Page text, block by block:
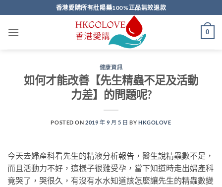
to
content
香港愛購所有壯陽藥100%正品無效退款
0
健康資訊
如何才能改善【先生精蟲不足及活動
力差】的問題呢?
POSTED ON2019 年 9 月 5 日 BYHKGOLOVE
今天去婦產科看先生的精液分析報告，醫生說精蟲數不足，
而且活動力不好，這樣子很難受孕，當下知道時走出婦產科
竟哭了，哭很久，有沒有水水知道該怎麼讓先生的精蟲數變